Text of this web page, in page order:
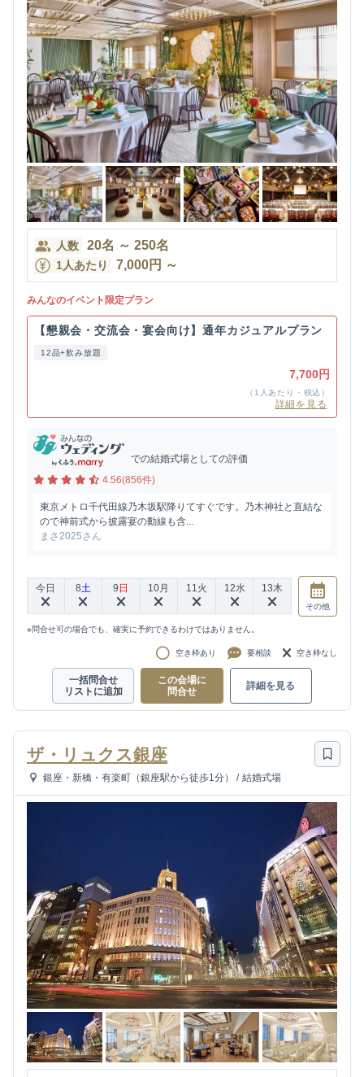
人数 20名 ～ 250名
1人あたり 7,000円 ～
みんなのイベント限定プラン
【懇親会・交流会・宴会向け】通年カジュアルプラン
12品+飲み放題
7,700円
（1人あたり・税込）
詳細を見る
での結婚式場としての評価
4.56(856件)
東京メトロ千代田線乃木坂駅降りてすぐです。乃木神社と直結な
ので神前式から披露宴の動線も含...
まさ2025さん
今日 8土 9 日 10月 11火 12水 13木
その他
※問合せ可の場合でも、確実に予約できるわけではありません。
空き枠あり 要相談 空き枠なし
一括問合せ
リストに追加
この会場に
問合せ
詳細を見る
ザ・リュクス銀座
銀座・新橋・有楽町（銀座駅から徒歩1分） / 結婚式場